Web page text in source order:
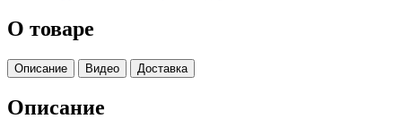
О товаре
Описание Видео Доставка
Описание